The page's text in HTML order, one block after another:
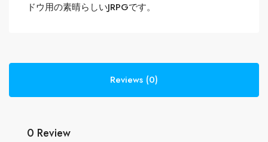
ドウ用の素晴らしいJRPGです。
Reviews (0)
0 Review